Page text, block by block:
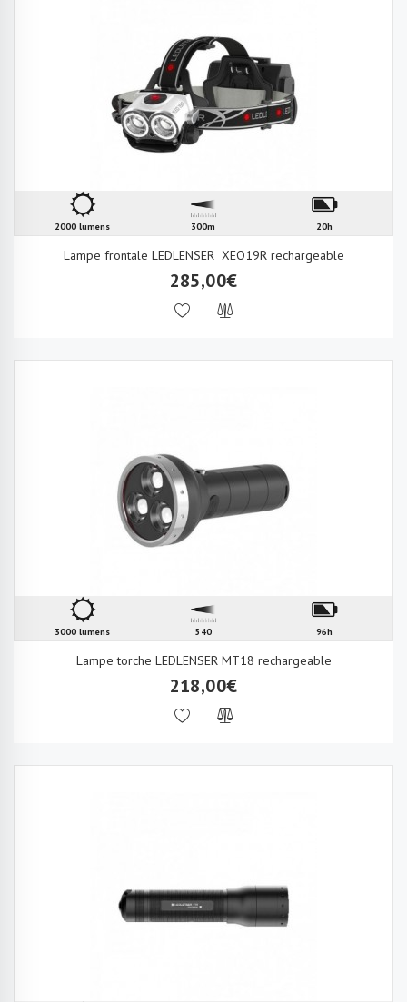
2000 lumens 300m 20h
Lampe frontale LEDLENSER XEO19R rechargeable
285,00€
3000 lumens 540 96h
Lampe torche LEDLENSER MT18 rechargeable
218,00€